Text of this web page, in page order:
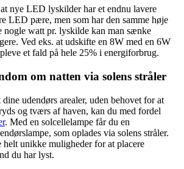
nye LED lyskilder har et endnu lavere
LED pære, men som har den samme høje
nogle watt pr. lyskilde kan man sænke
Ved eks. at udskifte en 8W med en 6W
et fald på hele 25% i energiforbrug.
om natten via solens stråler
udendørs arealer, uden behovet for at
og tværs af haven, kan du med fordel
. Med en solcellelampe får du en
som oplades via solens stråler.
unikke muligheder for at placere
du har lyst.